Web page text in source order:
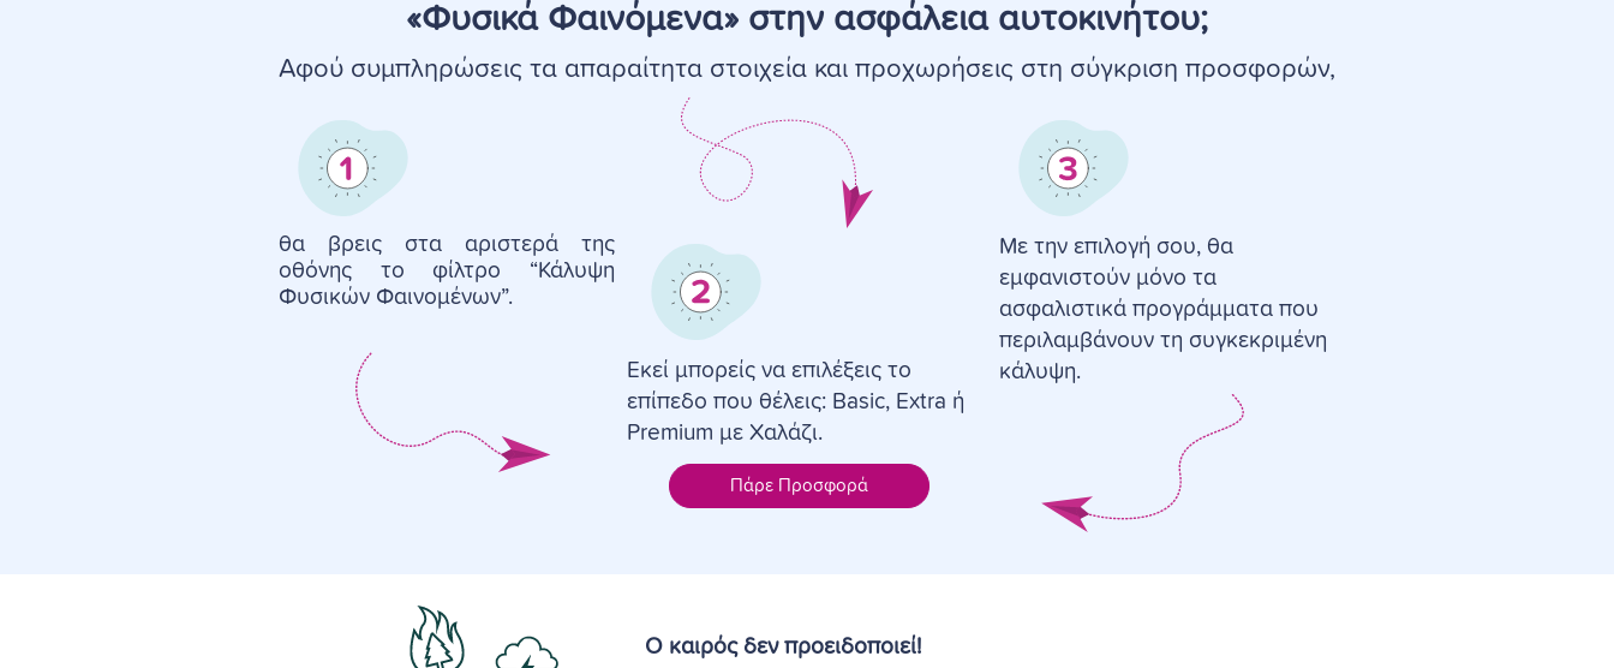
«Φυσικά Φαινόμενα» στην ασφάλεια αυτοκινήτου;
Αφού συμπληρώσεις τα απαραίτητα στοιχεία και προχωρήσεις στη σύγκριση προσφορών,
θα βρεις στα αριστερά της
οθόνης το φίλτρο “Κάλυψη
Φυσικών Φαινομένων”.
Εκεί μπορείς να επιλέξεις το
επίπεδο που θέλεις: Basic, Extra ή
Premium με Χαλάζι.
Πάρε Προσφορά
Με την επιλογή σου, θα
εμφανιστούν μόνο τα
ασφαλιστικά προγράμματα που
περιλαμβάνουν τη συγκεκριμένη
κάλυψη.
Ο καιρός δεν προειδοποιεί!